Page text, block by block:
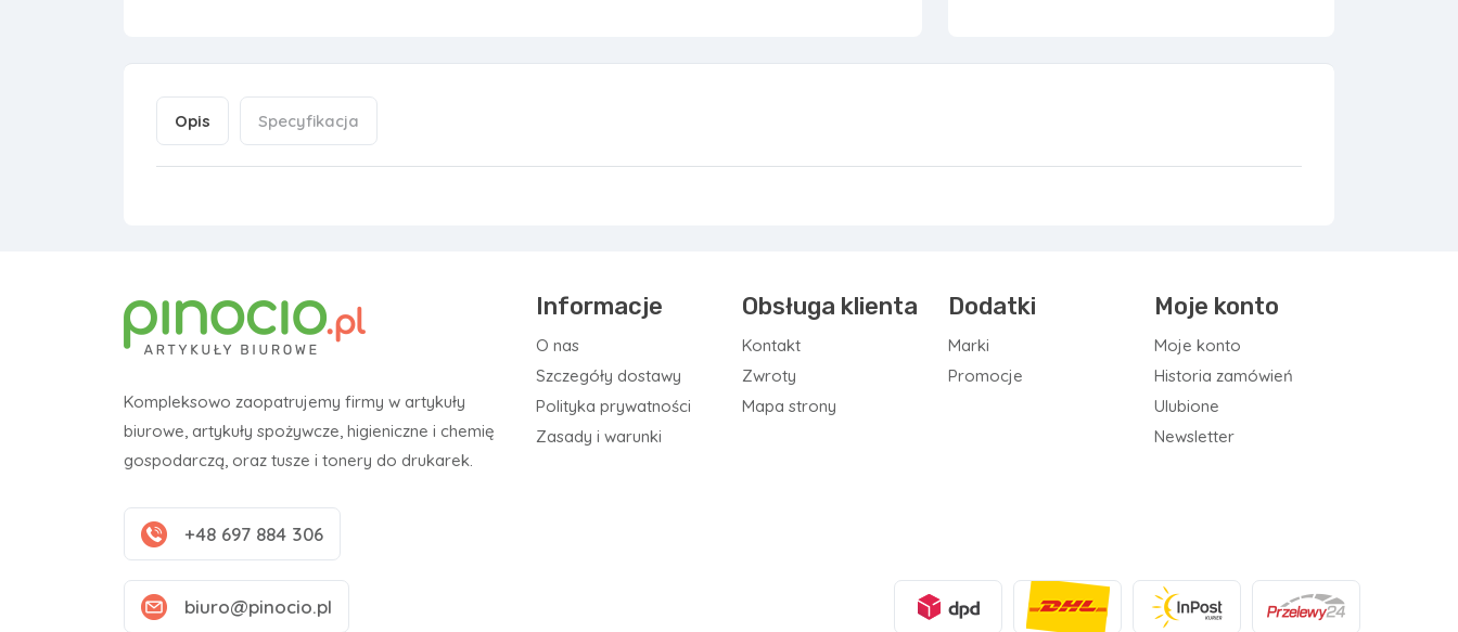
Opis Specyfikacja
Kompleksowo zaopatrujemy firmy w artykuły
biurowe, artykuły spożywcze, higieniczne i chemię
gospodarczą, oraz tusze i tonery do drukarek.
+48 697 884 306
biuro@pinocio.pl
Informacje
O nas
Szczegóły dostawy
Polityka prywatności
Zasady i warunki
Obsługa klienta
Kontakt
Zwroty
Mapa strony
Dodatki
Marki
Promocje
Moje konto
Moje konto
Historia zamówień
Ulubione
Newsletter